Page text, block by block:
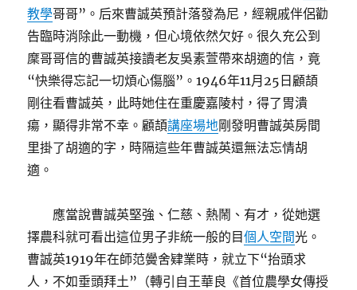
教學哥哥”。后來曹誠英預計落發為尼，經親戚伴侶勸
告臨時消除此一動機，但心境依然欠好。很久充公到
穈哥哥信的曹誠英接讀老友吳素萱帶來胡適的信，竟
“快樂得忘記一切煩心傷腦”。1946年11月25日顧頡
剛往看曹誠英，此時她住在重慶嘉陵村，得了胃潰
瘍，顯得非常不幸。顧頡講座場地剛發明曹誠英房間
里掛了胡適的字，時隔這些年曹誠英還無法忘情胡
適。
應當說曹誠英堅強、仁慈、熱鬧、有才，從她選
擇農科就可看出這位男子非統一般的目個人空間光。
曹誠英1919年在師范黌舍肄業時，就立下“抬頭求
人，不如垂頭拜土”（轉引自王華良《首位農學女傳授